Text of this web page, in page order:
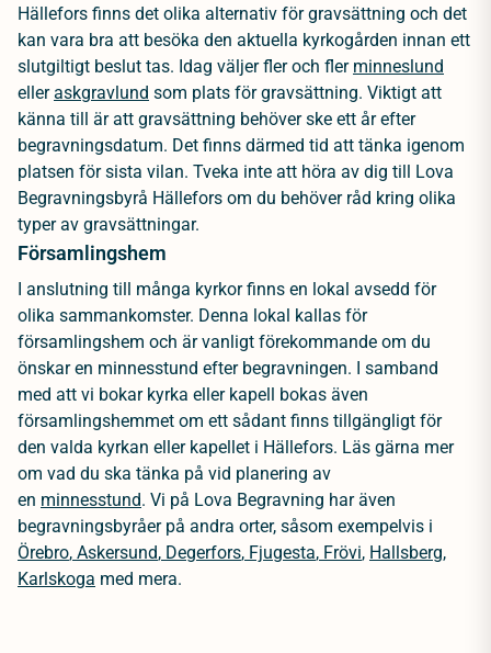
Hällefors finns det olika alternativ för gravsättning och det
kan vara bra att besöka den aktuella kyrkogården innan ett
slutgiltigt beslut tas. Idag väljer fler och fler minneslund
elleraskgravlund som plats för gravsättning. Viktigt att
känna till är att gravsättning behöver ske ett år efter
begravningsdatum. Det finns därmed tid att tänka igenom
platsen för sista vilan. Tveka inte att höra av dig till Lova
Begravningsbyrå Hällefors om du behöver råd kring olika
typer av gravsättningar.
Församlingshem
I anslutning till många kyrkor finns en lokal avsedd för
olika sammankomster. Denna lokal kallas för
församlingshem och är vanligt förekommande om du
önskar en minnesstund efter begravningen. I samband
med att vi bokar kyrka eller kapell bokas även
församlingshemmet om ett sådant finns tillgängligt för
den valda kyrkan eller kapellet i Hällefors. Läs gärna mer
om vad du ska tänka på vid planering av
en minnesstund. Vi på Lova Begravning har även
begravningsbyråer på andra orter, såsom exempelvis i
Örebro, Askersund, Degerfors, Fjugesta, Frövi, Hallsberg,
Karlskoga med mera.